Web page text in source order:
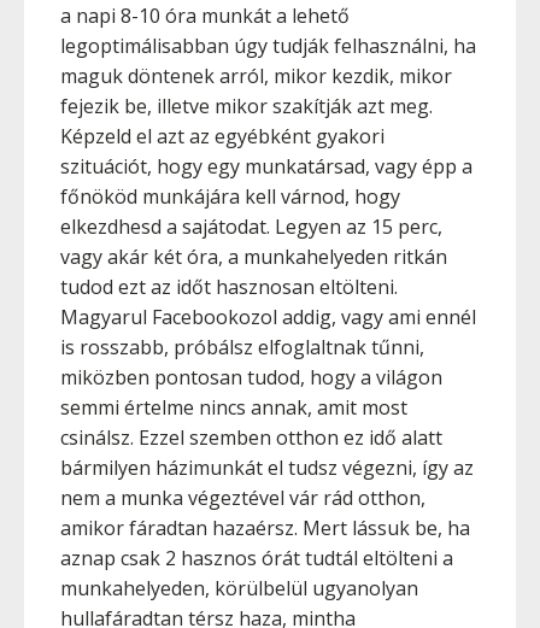
a napi 8-10 óra munkát a lehető
legoptimálisabban úgy tudják felhasználni, ha
maguk döntenek arról, mikor kezdik, mikor
fejezik be, illetve mikor szakítják azt meg.
Képzeld el azt az egyébként gyakori
szituációt, hogy egy munkatársad, vagy épp a
főnököd munkájára kell várnod, hogy
elkezdhesd a sajátodat. Legyen az 15 perc,
vagy akár két óra, a munkahelyeden ritkán
tudod ezt az időt hasznosan eltölteni.
Magyarul Facebookozol addig, vagy ami ennél
is rosszabb, próbálsz elfoglaltnak tűnni,
miközben pontosan tudod, hogy a világon
semmi értelme nincs annak, amit most
csinálsz. Ezzel szemben otthon ez idő alatt
bármilyen házimunkát el tudsz végezni, így az
nem a munka végeztével vár rád otthon,
amikor fáradtan hazaérsz. Mert lássuk be, ha
aznap csak 2 hasznos órát tudtál eltölteni a
munkahelyeden, körülbelül ugyanolyan
hullafáradtan térsz haza, mintha